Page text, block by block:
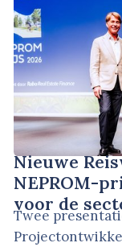
Nieuwe
NEPROM-
voor de
Twee